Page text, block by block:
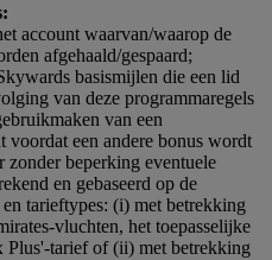
account waarvan/waarop de
afgehaald/gespaard;
basismijlen die een lid
van deze programmaregels
van een
een andere bonus wordt
zonder beperking eventuele
en gebaseerd op de
tarieftypes: (i) met betrekking
vluchten, het toepasselijke
Plus'-tarief of (ii) met betrekking